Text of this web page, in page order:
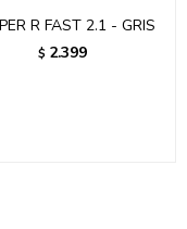
R FAST 2.1 - GRIS
$ 2.399